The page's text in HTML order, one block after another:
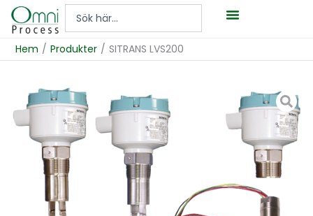
Hoppa
Search
Hem / Produkter / SITRANS LVS200